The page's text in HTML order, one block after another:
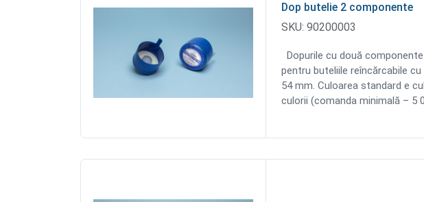
Dop butelie 2 componente
SKU: 90200003
Dopurile cu două
pentru buteliile reîncărcabile
54 mm. Culoarea standard e
culorii (comanda minimală – 5